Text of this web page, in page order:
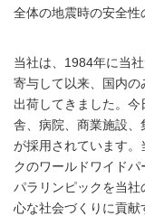
全体の地震時の安全性
当社は、1984年に当
寄与して以来、国内
出荷してきました。
舎、病院、商業施設
が採用されています。
クのワールドワイドパ
パラリンピックを当
心な社会づくりに貢献